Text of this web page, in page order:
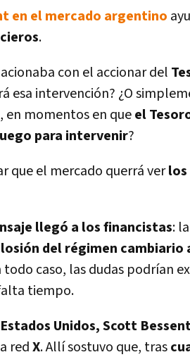
en el mercado argentino
.
con el accionar del
esa intervención? ¿O
, en momentos en queel
para intervenir?
que el mercado querrá ver
llegó a los financistas: la
del régimen cambiario
todo caso, las dudas podrían
tiempo.
Unidos, Scott
redX. Allí sostuvo que, tras